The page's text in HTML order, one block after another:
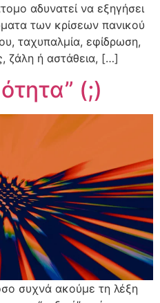
αδυνατεί να εξηγήσει
των κρίσεων πανικού
ταχυπαλμία, εφίδρωση,
ζάλη ή αστάθεια, […]
(;)
συχνά ακούμε τη λέξη